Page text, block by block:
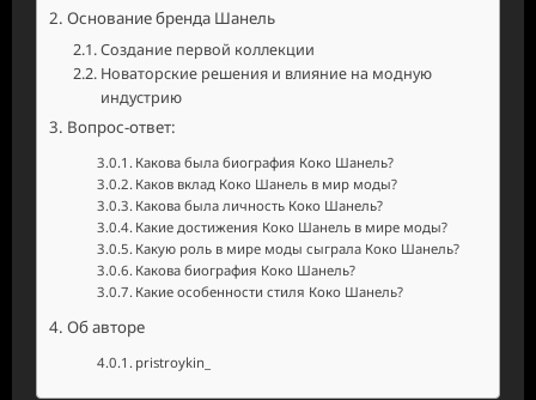
Основание бренда Шанель
Создание первой коллекции
Новаторские решения и влияние на модную
индустрию
Вопрос-ответ:
Какова была биография Коко Шанель?
Каков вклад Коко Шанель в мир моды?
Какова была личность Коко Шанель?
Какие достижения Коко Шанель в мире моды?
Какую роль в мире моды сыграла Коко Шанель?
Какова биография Коко Шанель?
Какие особенности стиля Коко Шанель?
Об авторе
pristroykin_